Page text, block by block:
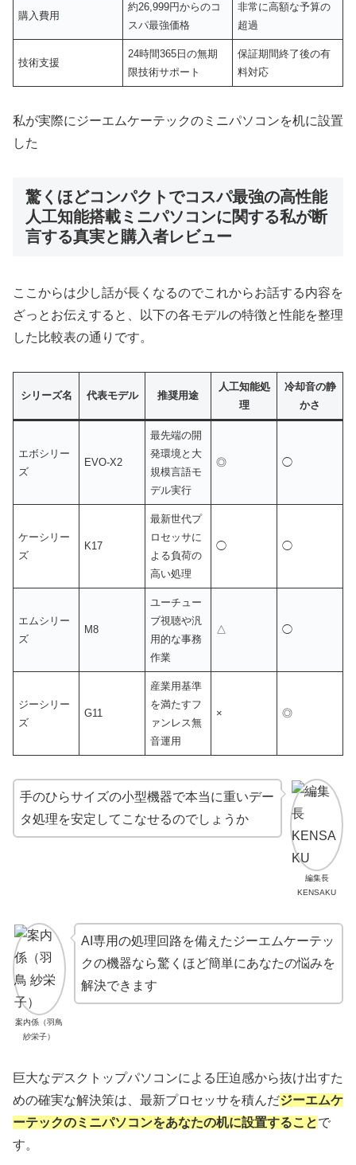
購入費用
約26,999円からのコ
スパ最強価格
非常に高額な予算の
超過
技術支援
24時間365日の無期
限技術サポート
保証期間終了後の有
料対応
私が実際にジーエムケーテックのミニパソコンを机に設置
した
驚くほどコンパクトでコスパ最強の高性能
人工知能搭載ミニパソコンに関する私が断
言する真実と購入者レビュー
ここからは少し話が長くなるのでこれからお話する内容を
ざっとお伝えすると、以下の各モデルの特徴と性能を整理
した比較表の通りです。
シリーズ名 代表モデル 推奨用途
人工知能処
理
冷却音の静
かさ
エボシリー
ズ
EVO-X2
最先端の開
発環境と大
規模言語モ
デル実行
◎ ◯
ケーシリー
ズ
K17
最新世代プ
ロセッサに
よる負荷の
高い処理
◯ ◯
エムシリー
ズ
M8
ユーチュー
ブ視聴や汎
用的な事務
作業
△ ◯
ジーシリー
ズ
G11
産業用基準
を満たすフ
ァンレス無
音運用
× ◎
編集長
KENSAKU
手のひらサイズの小型機器で本当に重いデー
タ処理を安定してこなせるのでしょうか
案内係（羽鳥
紗栄子）
AI専用の処理回路を備えたジーエムケーテッ
クの機器なら驚くほど簡単にあなたの悩みを
解決できます
巨大なデスクトップパソコンによる圧迫感から抜け出すた
めの確実な解決策は、最新プロセッサを積んだジーエムケ
ーテックのミニパソコンをあなたの机に設置することで
す。